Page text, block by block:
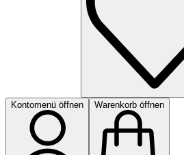
Kontomenü öffnen Warenkorb öffnen